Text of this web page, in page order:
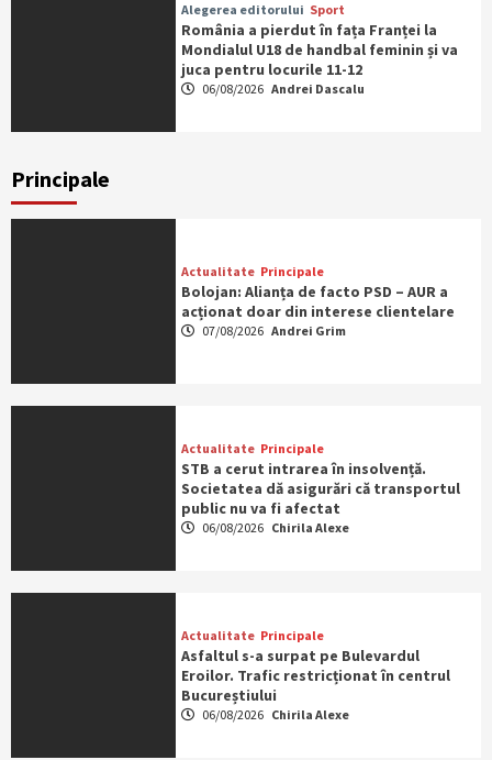
Alegerea editorului Sport
România a pierdut în fața Franței la
Mondialul U18 de handbal feminin și va
juca pentru locurile 11-12
06/08/2026 Andrei Dascalu
Principale
Actualitate Principale
Bolojan: Alianța de facto PSD – AUR a
acționat doar din interese clientelare
07/08/2026 Andrei Grim
Actualitate Principale
STB a cerut intrarea în insolvență.
Societatea dă asigurări că transportul
public nu va fi afectat
06/08/2026 Chirila Alexe
Actualitate Principale
Asfaltul s-a surpat pe Bulevardul
Eroilor. Trafic restricționat în centrul
Bucureștiului
06/08/2026 Chirila Alexe